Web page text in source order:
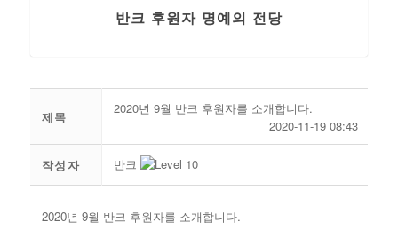
반크 후원자 명예의 전당
제목
2020년 9월 반크 후원자를 소개합니다.
2020-11-19 08:43
작성자 반크
2020년 9월 반크 후원자를 소개합니다.